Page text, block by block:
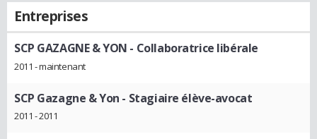
Entreprises
SCP GAZAGNE & YON - Collaboratrice libérale
2011 - maintenant
SCP Gazagne & Yon - Stagiaire élève-avocat
2011 - 2011